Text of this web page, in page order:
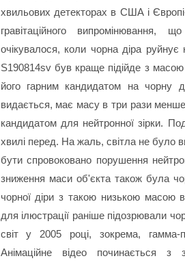
хвильових детекторах в США і
гравітаційного випромінювання,
очікувалося, коли чорна діра руйнує
S190814sv був краще підійде з
його гарним кандидатом на чорну
видається, має масу в три рази
кандидатом для нейтронної зірки.
хвилі перед. На жаль, світла не було
бути спровоковано порушення
зниження маси об'єкта також була
чорної діри з такою низькою масою
для ілюстрації раніше підозрювали
світ у 2005 році, зокрема, гамма-
Анімаційне відео починається з